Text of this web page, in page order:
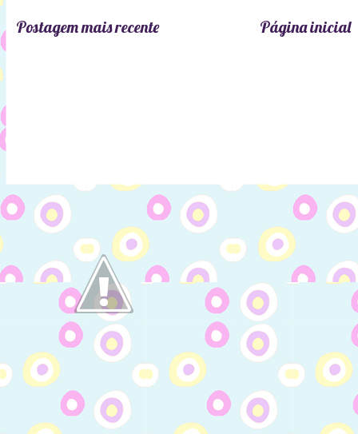
Postagem mais recente Página inicial